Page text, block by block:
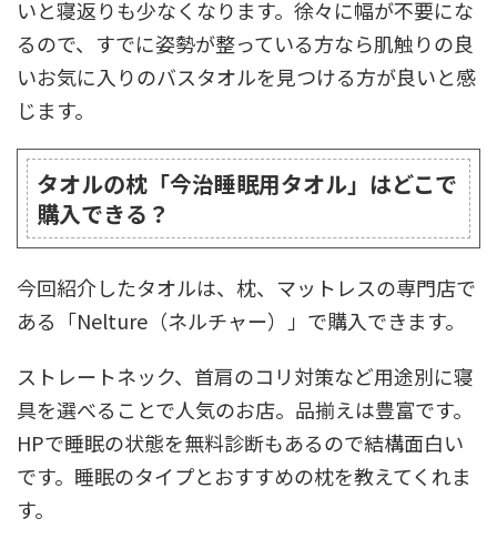
いと寝返りも少なくなります。徐々に幅が不要にな
るので、すでに姿勢が整っている方なら肌触りの良
いお気に入りのバスタオルを見つける方が良いと感
じます。
タオルの枕「今治睡眠用タオル」はどこで
購入できる？
今回紹介したタオルは、枕、マットレスの専門店で
ある「Nelture（ネルチャー）」で購入できます。
ストレートネック、首肩のコリ対策など用途別に寝
具を選べることで人気のお店。品揃えは豊富です。
HPで睡眠の状態を無料診断もあるので結構面白い
です。睡眠のタイプとおすすめの枕を教えてくれま
す。